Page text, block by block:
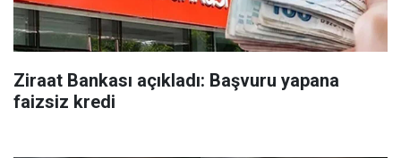
Ziraat Bankası açıkladı: Başvuru yapana
faizsiz kredi